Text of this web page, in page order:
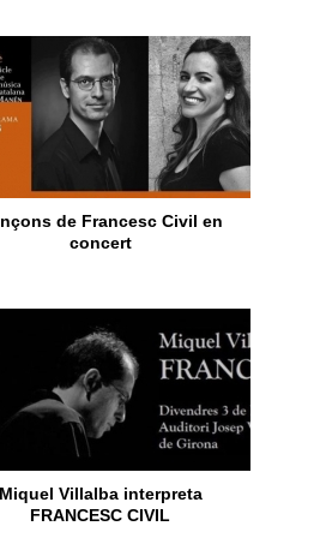
de Francesc Civil en
concert
Villalba interpreta
FRANCESC CIVIL